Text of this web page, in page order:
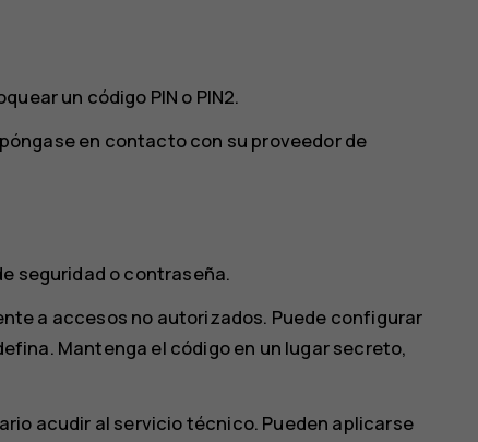
un código PIN o PIN2.
en contacto con su proveedor de
seguridad o contraseña.
a accesos no autorizados. Puede configurar
Mantenga el código en un lugar secreto,
acudir al servicio técnico. Pueden aplicarse